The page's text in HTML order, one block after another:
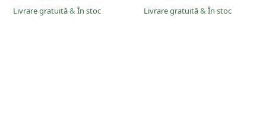
Livrare gratuită& În stoc Livrare gratuită& În stoc